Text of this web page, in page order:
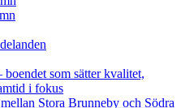
boendet som sätter kvalitet,
i fokus
Stora Brunneby och Södra